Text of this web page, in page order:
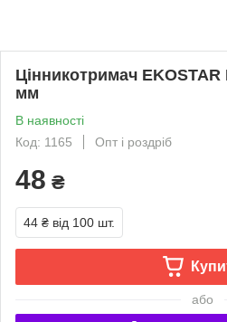
Цінникотримач EKOSTAR
мм
В наявності
Код: 1165
Опт і роздріб
48 ₴
44 ₴ від 100 шт.
або